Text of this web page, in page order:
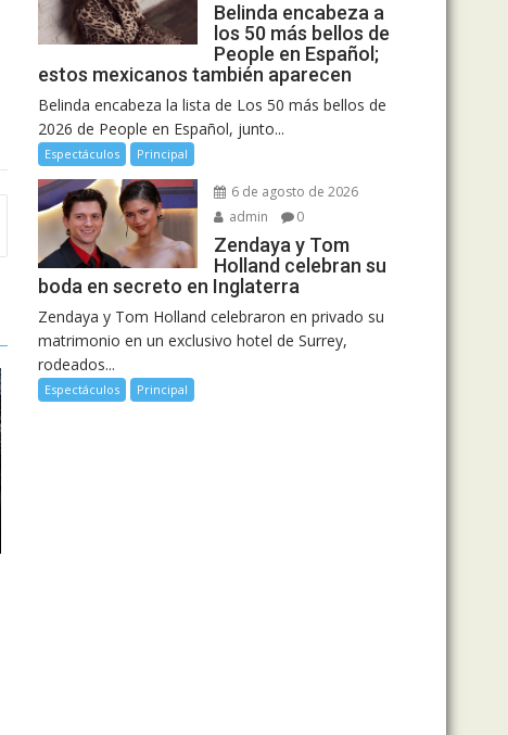
Belinda encabeza a
los 50 más bellos de
People en Español;
estos mexicanos también aparecen
Belinda encabeza la lista de Los 50 más bellos de
2026 de People en Español, junto...
Espectáculos Principal
6 de agosto de 2026
admin
0
Zendaya y Tom
Holland celebran su
boda en secreto en Inglaterra
Zendaya y Tom Holland celebraron en privado su
matrimonio en un exclusivo hotel de Surrey,
rodeados...
Espectáculos Principal